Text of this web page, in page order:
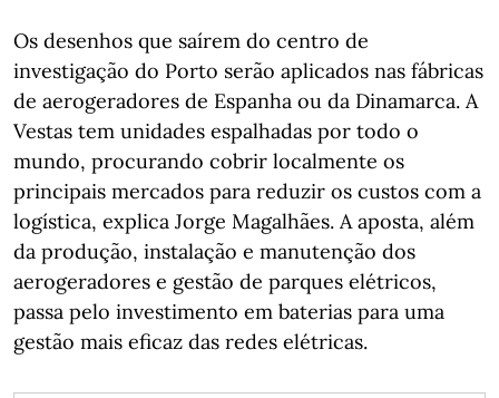
Os desenhos que saírem do centro de
investigação do Porto serão aplicados nas fábricas
de aerogeradores de Espanha ou da Dinamarca. A
Vestas tem unidades espalhadas por todo o
mundo, procurando cobrir localmente os
principais mercados para reduzir os custos com a
logística, explica Jorge Magalhães. A aposta, além
da produção, instalação e manutenção dos
aerogeradores e gestão de parques elétricos,
passa pelo investimento em baterias para uma
gestão mais eficaz das redes elétricas.